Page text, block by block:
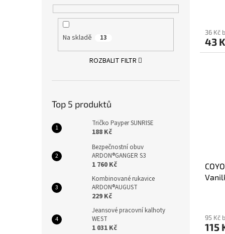
Na skladě 13
ROZBALIT FILTR
Top 5 produktů
Tričko Payper SUNRISE
188 Kč
Bezpečnostní obuv
ARDON®GANGER S3
1 760 Kč
Kombinované rukavice
ARDON®AUGUST
229 Kč
Jeansové pracovní kalhoty
WEST
1 031 Kč
36 Kč
43
95 Kč
115